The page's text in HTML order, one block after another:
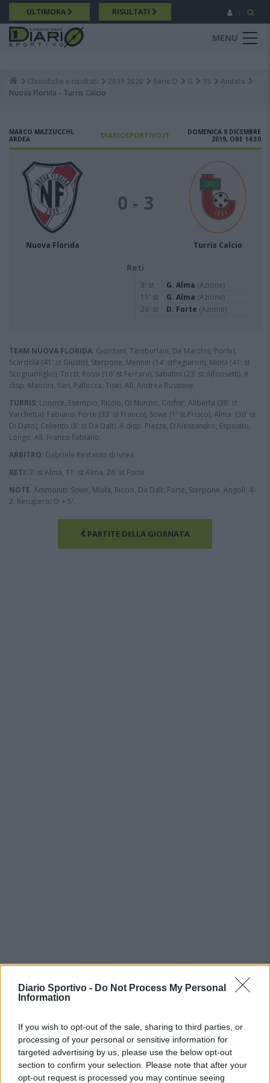
Diario Sportivo - Do Not Process My Personal
Information
If you wish to opt-out of the sale, sharing to third parties, or
processing of your personal or sensitive information for
targeted advertising by us, please use the below opt-out
section to confirm your selection. Please note that after your
opt-out request is processed you may continue seeing
Salta
al
contenuto
principale
ULTIMORA RISULTATI
MENU
Breadcrumb
Classifiche e risultati 2019 2020 Serie D G 15
Andata
Nuova Florida - Turris Calcio
MARCO MAZZUCCHI,
ARDEA
DIARIOSPORTIVO.IT
DOMENICA 8 DICEMBRE
2019, ORE 14:30
Nuova Florida
0 - 3
Turris Calcio
Reti
3' st G. Alma (Azione)
11' st
G. Alma (Azione)
26' st
D. Forte (Azione)
TEAM NUOVA FLORIDA: Giordani, Tamburlani, De Marchis, Porfiri,
Scardola (41' st Giusto), Sterpone, Menniti (14' stPeguiron), Miola (41' st
Scognamiglio), Tozzi, Rossi (16' st Ferrara), Sabatini (23' st Alfonsetti). A
disp. Mancini, Ilari, Pallocca, Tisei. All. Andrea Bussone.
TURRIS: Lonoce, Esempio, Riccio, Di Nunzio, Giofre’, Aliberta (38' st
Varchetta), Fabiano, Forte (33' st Franco), Sowe (1' st Prisco), Alma (36' st
Di Dato), Celiento (8' st Da Dalt). A disp. Piazza, D’Alessandro, Esposito,
Longo. All. Franco Fabiano.
ARBITRO: Gabriele Restaldo di Ivrea.
RETI: 3' st Alma, 11' st Alma, 26' st Forte
NOTE. Ammoniti: Sowe, Miola, Riccio, Da Dalt, Forte, Sterpone. Angoli: 4-
2. Recupero: 0′ + 5′.
PARTITE DELLA GIORNATA
Monte Alma riparte da Ivano Falchi
5 Ago 2026
Anche il Fasano out e le ammissioni salgono